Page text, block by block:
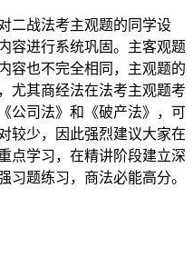
二战法考主观题的同学设
容进行系统巩固。主客观题
容也不完全相同，主观题的
尤其商经法在法考主观题考
公司法》和《破产法》，可
较少，因此强烈建议大家在
点学习，在精讲阶段建立深
习题练习，商法必能高分。